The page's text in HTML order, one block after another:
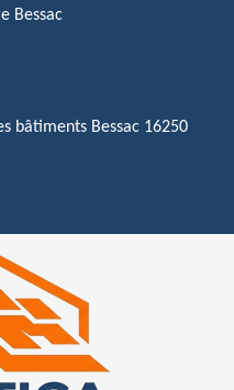
Bessac
bâtiments Bessac 16250